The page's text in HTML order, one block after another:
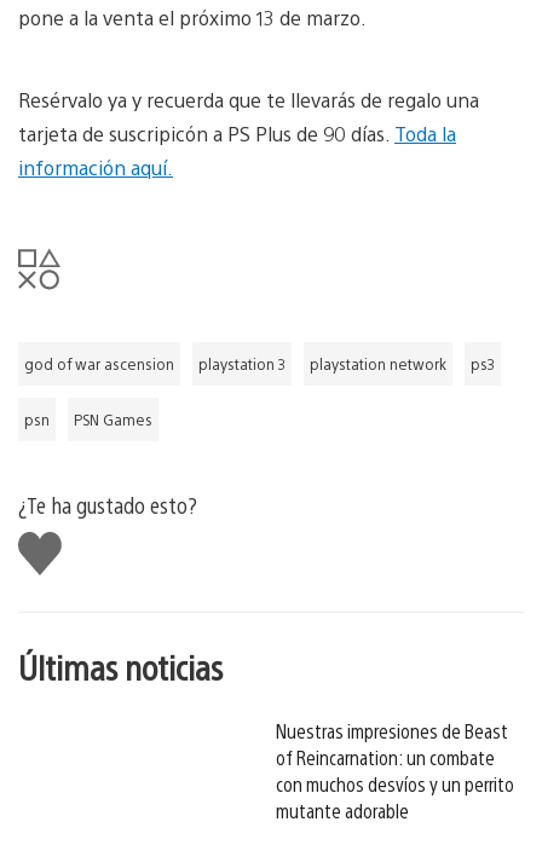
pone a la venta el próximo 13 de marzo.
Resérvalo ya y recuerda que te llevarás de regalo una
tarjeta de suscripicón a PS Plus de 90 días. Toda la
información aquí.
god of war ascension playstation 3 playstation network ps3
psn PSN Games
¿Te ha gustado esto?
Me
gusta
Últimas noticias
Nuestras impresiones de Beast
of Reincarnation: un combate
con muchos desvíos y un perrito
mutante adorable